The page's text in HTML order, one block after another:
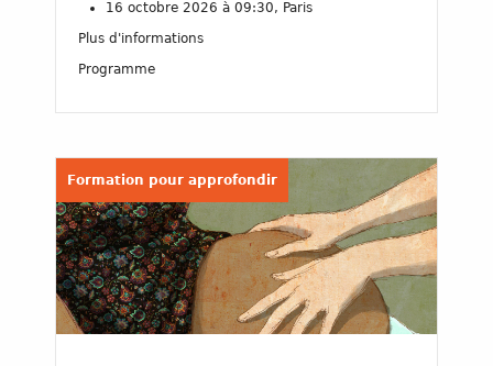
16 octobre 2026 à 09:30, Paris
Plus d'informations
Programme
Formation pour approfondir